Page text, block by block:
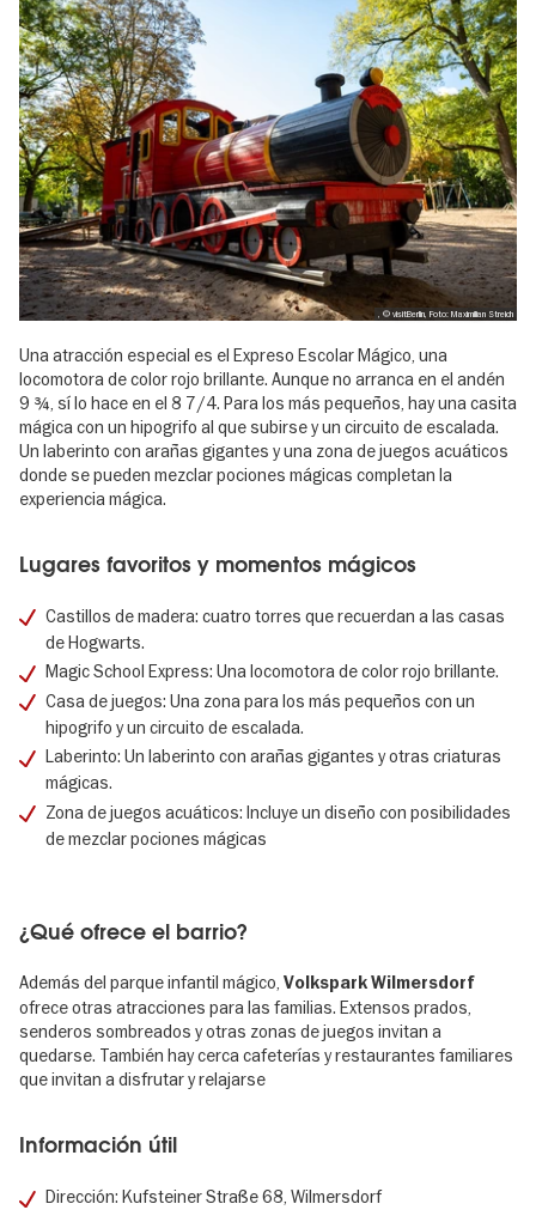
, © visitBerlin, Foto: Maximilian Streich
Una atracción especial es el Expreso Escolar Mágico, una
locomotora de color rojo brillante. Aunque no arranca en el andén
9 ¾, sí lo hace en el 8 7/4. Para los más pequeños, hay una casita
mágica con un hipogrifo al que subirse y un circuito de escalada.
Un laberinto con arañas gigantes y una zona de juegos acuáticos
donde se pueden mezclar pociones mágicas completan la
experiencia mágica.
Lugares favoritos y momentos mágicos
Castillos de madera: cuatro torres que recuerdan a las casas
de Hogwarts.
Magic School Express: Una locomotora de color rojo brillante.
Casa de juegos: Una zona para los más pequeños con un
hipogrifo y un circuito de escalada.
Laberinto: Un laberinto con arañas gigantes y otras criaturas
mágicas.
Zona de juegos acuáticos: Incluye un diseño con posibilidades
de mezclar pociones mágicas
¿Qué ofrece el barrio?
Además del parque infantil mágico, Volkspark Wilmersdorf
ofrece otras atracciones para las familias. Extensos prados,
senderos sombreados y otras zonas de juegos invitan a
quedarse. También hay cerca cafeterías y restaurantes familiares
que invitan a disfrutar y relajarse
Información útil
Dirección: Kufsteiner Straße 68, Wilmersdorf